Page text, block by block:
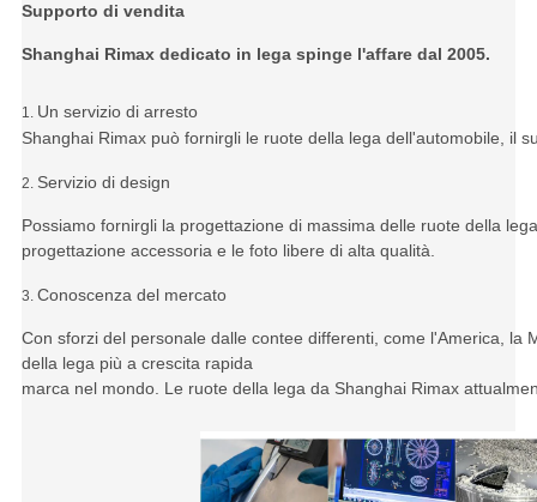
Supporto di vendita
Shanghai Rimax dedicato in lega spinge l'affare dal 2005.
1. Un servizio di arresto
Shanghai Rimax può fornirgli le ruote della lega dell'automobile, il
2. Servizio di design
Possiamo fornirgli la progettazione di massima delle ruote della
progettazione accessoria e le foto libere di alta qualità.
3. Conoscenza del mercato
Con sforzi del personale dalle contee differenti, come l'America, la
della lega più a crescita rapida
marca nel mondo. Le ruote della lega da Shanghai Rimax